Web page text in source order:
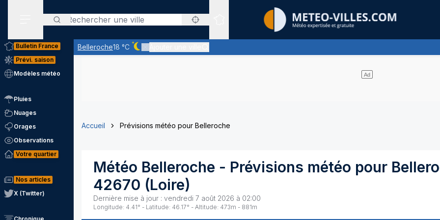
Rechercher
Sites expertis&eacute;s
Belleroche18 °C
Ciel dégagé - quasiment pas de nuages
Bulletin France
Prévi. saison
Modèles météo
Pluies
Nuages
Orages
Observations
Votre quartier
Nos articles
X (Twitter)
Accueil Prévisions météo pour Belleroche
Météo Belleroche - Prévisions météo pour
42670 (Loire)
Dernière mise à jour : vendredi 7 août 2026 à 02:00
Longitude: 4.41° - Latitude: 46.17° - Altitude: 473m - 881m